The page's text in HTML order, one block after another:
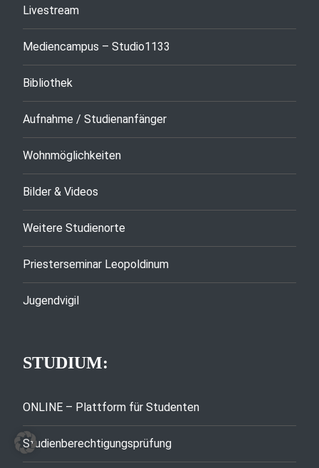
Livestream
Mediencampus – Studio1133
Bibliothek
Aufnahme / Studienanfänger
Wohnmöglichkeiten
Bilder & Videos
Weitere Studienorte
Priesterseminar Leopoldinum
Jugendvigil
STUDIUM:
ONLINE – Plattform für Studenten
Studienberechtigungsprüfung